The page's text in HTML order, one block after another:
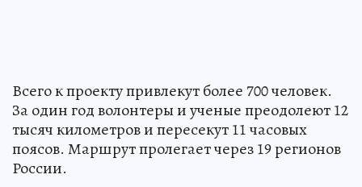
Всего к проекту привлекут более 700 человек.
За один год волонтеры и ученые преодолеют 12
тысяч километров и пересекут 11 часовых
поясов. Маршрут пролегает через 19 регионов
России.